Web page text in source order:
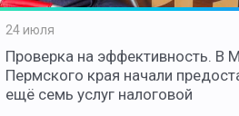
24 июля
Проверка на эффективность. В
Пермского края начали
ещё семь услуг налоговой